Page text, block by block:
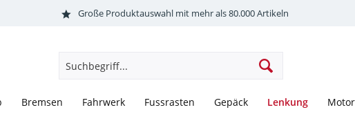
Große Produktauswahl mit mehr als 80.000 Artikeln
Bremsen Fahrwerk Fussrasten Gepäck Lenkung Motor